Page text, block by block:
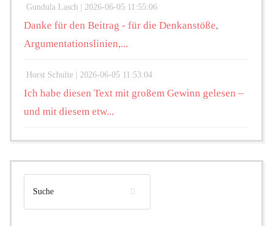
Gundula Lasch | 2026-06-05 11:55:06
Danke für den Beitrag - für die Denkanstöße,
Argumentationslinien,...
Horst Schulte | 2026-06-05 11:53:04
Ich habe diesen Text mit großem Gewinn gelesen –
und mit diesem etw...